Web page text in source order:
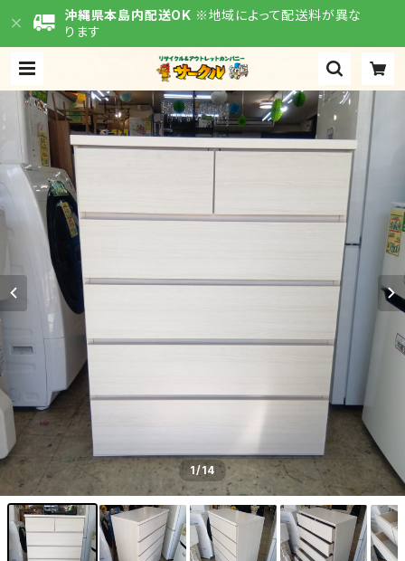
沖縄県本島内配送OK ※地域によって配送料が異な
ります
1/14